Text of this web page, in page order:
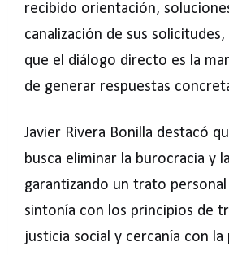
recibido orientación,
canalización de sus
que el diálogo directo es la
de generar respuestas
Javier Rivera Bonilla destacó
busca eliminar la burocracia y
garantizando un trato
sintonía con los principios de
justicia social y cercanía con la